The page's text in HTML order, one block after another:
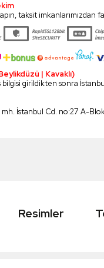
taksit imkanlarımızdan
| Kavaklı)
girildikten sonra
mh. İstanbul Cd. no:27 A-
Resimler